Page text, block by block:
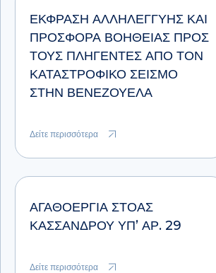
ΈΚΦΡΑΣΗ ΑΛΛΗΛΕΓΓΎΗΣ ΚΑΙ
ΠΡΟΣΦΟΡΆ ΒΟΉΘΕΙΑΣ ΠΡΟΣ
ΤΟΥΣ ΠΛΗΓΈΝΤΕΣ ΑΠΌ ΤΟΝ
ΚΑΤΑΣΤΡΟΦΙΚΌ ΣΕΙΣΜΌ
ΣΤΗΝ ΒΕΝΕΖΟΥΈΛΑ
Δείτε περισσότερα
ΑΓΑΘΟΕΡΓΊΑ ΣΤΟΆΣ
ΚΑΣΣΆΝΔΡΟΥ ΥΠ’ ΑΡ. 29
Δείτε περισσότερα